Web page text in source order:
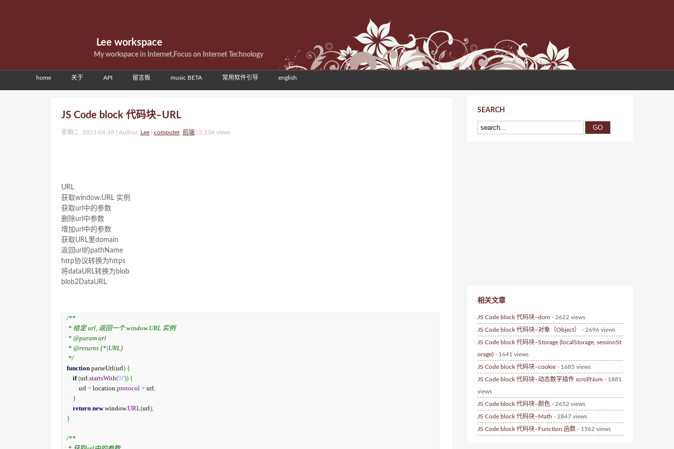
Lee workspace
My workspace in Internet,Focus on Internet Technology
home 关于 API 留言板 music BETA 常用软件引导 english
JS Code block 代码块–URL
星期二, 2023-04-18 | Author: Lee computer, 前端 2,234 views
URL
获取window.URL 实例
获取url中的参数
删除url中参数
增加url中的参数
获取URL里domain
返回url的pathName
http协议转换为https
将dataURL转换为blob
blob2DataURL
/**
*/
function parseUrl(url) {
if (url.startsWith('//')) {
        url
= location.protocol + url;
}
return new window.URL(url);
}
/**
SEARCH
相关文章
JS Code block 代码块–dom - 2622 views
JS Code block 代码块–对象（Object） - 2696 views
JS Code block 代码块–Storage (localStorage, sessionSt
orage) - 1641 views
JS Code block 代码块–cookie - 1685 views
JS Code block 代码块–动态数字插件 scrollNum - 1881
views
JS Code block 代码块–颜色 - 2652 views
JS Code block 代码块–Math - 2847 views
JS Code block 代码块–Function 函数 - 1562 views